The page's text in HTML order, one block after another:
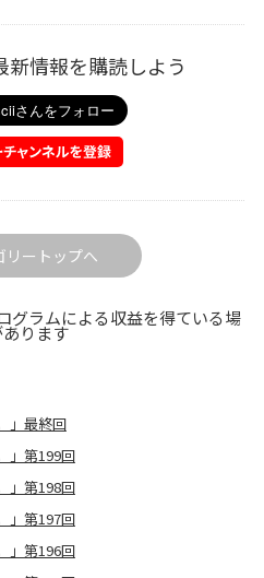
情報を購読しよう
リートップへ
グラムによる収益を得ている場
ります
」最終回
」第199回
」第198回
」第197回
」第196回